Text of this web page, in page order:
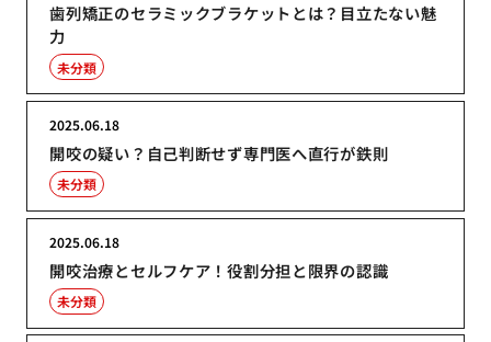
歯列矯正のセラミックブラケットとは？目立たない魅
力
未分類
開咬の疑い？自己判断せず専門医へ直行が鉄則
2025.06.18
未分類
開咬治療とセルフケア！役割分担と限界の認識
2025.06.18
未分類